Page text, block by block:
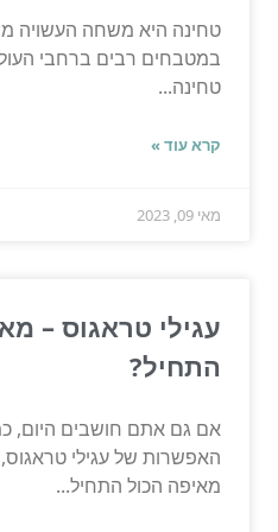
טחינה היא משחה העשויה
במטבחים רבים ברחבי
טחינה...
קרא עוד »
מאי 09, 2023
עגילי טראגוס –
התחיל?
אם גם אתם חושבים היום,
האפשרות של עגילי
מאיפה הכול התחיל...